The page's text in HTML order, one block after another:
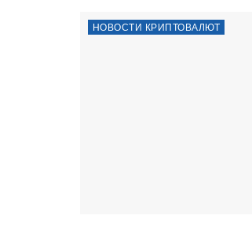
НОВОСТИ КРИПТОВАЛЮТ